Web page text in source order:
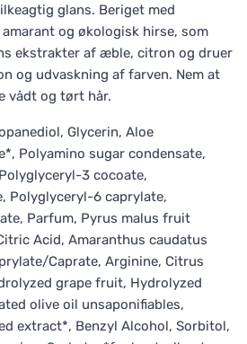
glans. Beriget med
og økologisk hirse, som
ekstrakter af æble, citron og druer
og udvaskning af farven. Nem at
vådt og tørt hår.
Glycerin, Aloe
Polyamino sugar condensate,
3 cocoate,
Polyglyceryl-6 caprylate,
Parfum, Pyrus malus fruit
Acid, Amaranthus caudatus
Caprate, Arginine, Citrus
grape fruit, Hydrolyzed
olive oil unsaponifiables,
extract*, Benzyl Alcohol, Sorbitol,